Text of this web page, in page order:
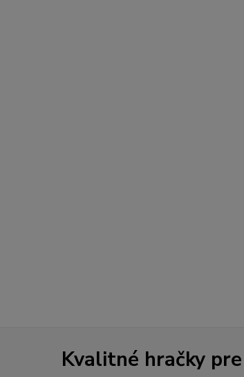
Kvalitné hračky